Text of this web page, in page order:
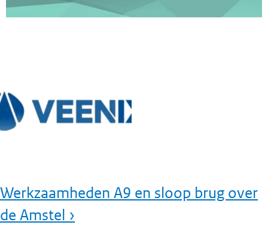
Werkzaamheden A9 en sloop brug over
de Amstel ›